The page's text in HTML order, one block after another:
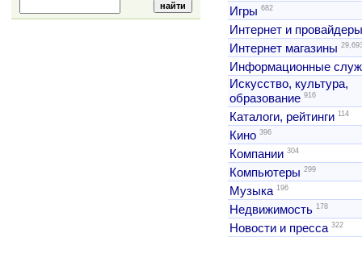
Игры 682
Интернет и провайдеры
Интернет магазины
Информационные
Искусство, культура,
образование 916
Каталоги, рейтинги 114
Кино 396
Компании 304
Компьютеры 299
Музыка 196
Недвижимость 178
Новости и пресса 322